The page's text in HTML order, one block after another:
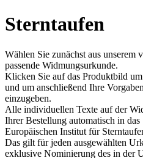
Sterntaufen
Wählen Sie zunächst aus
passende Widmungsurkunde.
Klicken Sie auf das Produktbild
und um anschließend Ihre
einzugeben.
Alle individuellen Texte auf der
Ihrer Bestellung automatisch in das
Europäischen Institut für
Das gilt für jeden ausgewählten
exklusive Nominierung des in der